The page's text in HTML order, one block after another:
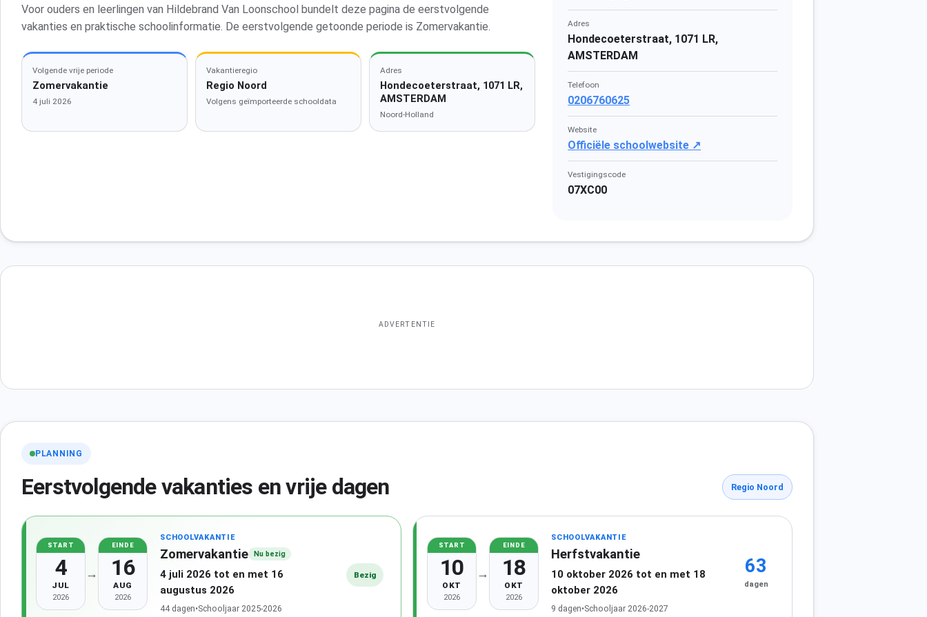
Voor ouders en leerlingen van Hildebrand Van Loonschool bundelt deze pagina de eerstvolgende
vakanties en praktische schoolinformatie. De eerstvolgende getoonde periode is Zomervakantie.
Volgende vrije periode
Zomervakantie
4 juli 2026
Vakantieregio
Regio Noord
Volgens geïmporteerde schooldata
Adres
Hondecoeterstraat, 1071 LR,
AMSTERDAM
Noord-Holland
Adres
Hondecoeterstraat, 1071 LR,
AMSTERDAM
Telefoon
0206760625
Website
Officiële schoolwebsite ↗
Vestigingscode
07XC00
ADVERTENTIE
PLANNING
Eerstvolgende vakanties en vrije dagen Regio Noord
START
4
JUL
2026
→
EINDE
16
AUG
2026
SCHOOLVAKANTIE
Zomervakantie Nu bezig
4 juli 2026 tot en met 16
augustus 2026
44 dagen•Schooljaar 2025-2026
Bezig
START
10
OKT
2026
→
EINDE
18
OKT
2026
SCHOOLVAKANTIE
Herfstvakantie
10 oktober 2026 tot en met 18
oktober 2026
9 dagen•Schooljaar 2026-2027
63
dagen